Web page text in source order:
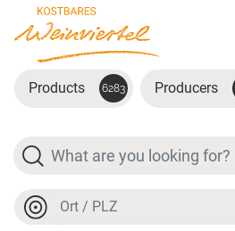
Skip to main content
Products 6283 Producers
Search
Location or postal code